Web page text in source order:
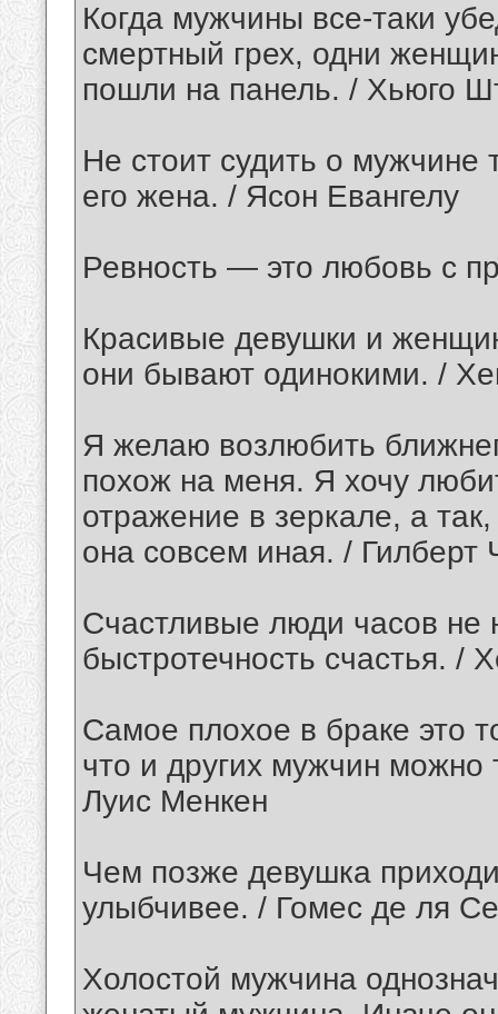
Когда мужчины все-таки
смертный грех, одни
пошли на панель. / Хьюго
Не стоит судить о мужчине
его жена. / Ясон Евангелу
Ревность — это любовь с
Красивые девушки и
они бывают одинокими. /
Я желаю возлюбить
похож на меня. Я хочу
отражение в зеркале, а
она совсем иная. / Гилберт
Счастливые люди часов не
быстротечность счастья. /
Самое плохое в браке это
что и других мужчин можно
Луис Менкен
Чем позже девушка
улыбчивее. / Гомес де ля
Холостой мужчина